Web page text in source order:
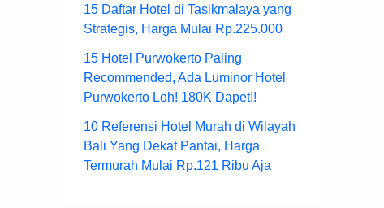
15 Daftar Hotel di Tasikmalaya yang
Strategis, Harga Mulai Rp.225.000
15 Hotel Purwokerto Paling
Recommended, Ada Luminor Hotel
Purwokerto Loh! 180K Dapet!!
10 Referensi Hotel Murah di Wilayah
Bali Yang Dekat Pantai, Harga
Termurah Mulai Rp.121 Ribu Aja